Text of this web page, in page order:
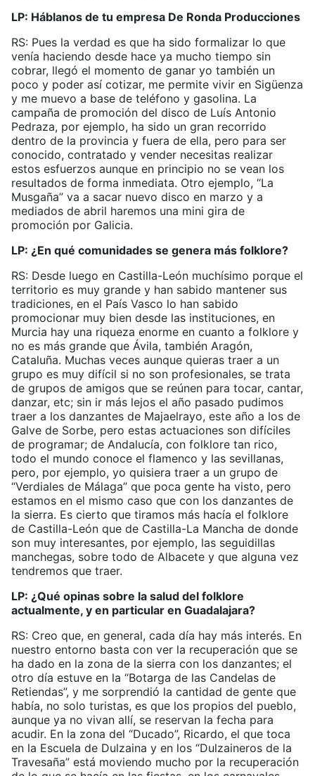
LP: Háblanos de tu empresa De Ronda Producciones
RS: Pues la verdad es que ha sido formalizar lo que
venía haciendo desde hace ya mucho tiempo sin
cobrar, llegó el momento de ganar yo también un
poco y poder así cotizar, me permite vivir en Sigüenza
y me muevo a base de teléfono y gasolina. La
campaña de promoción del disco de Luís Antonio
Pedraza, por ejemplo, ha sido un gran recorrido
dentro de la provincia y fuera de ella, pero para ser
conocido, contratado y vender necesitas realizar
estos esfuerzos aunque en principio no se vean los
resultados de forma inmediata. Otro ejemplo, “La
Musgaña” va a sacar nuevo disco en marzo y a
mediados de abril haremos una mini gira de
promoción por Galicia.
LP: ¿En qué comunidades se genera más folklore?
RS: Desde luego en Castilla-León muchísimo porque el
territorio es muy grande y han sabido mantener sus
tradiciones, en el País Vasco lo han sabido
promocionar muy bien desde las instituciones, en
Murcia hay una riqueza enorme en cuanto a folklore y
no es más grande que Ávila, también Aragón,
Cataluña. Muchas veces aunque quieras traer a un
grupo es muy difícil si no son profesionales, se trata
de grupos de amigos que se reúnen para tocar, cantar,
danzar, etc; sin ir más lejos el año pasado pudimos
traer a los danzantes de Majaelrayo, este año a los de
Galve de Sorbe, pero estas actuaciones son difíciles
de programar; de Andalucía, con folklore tan rico,
todo el mundo conoce el flamenco y las sevillanas,
pero, por ejemplo, yo quisiera traer a un grupo de
“Verdiales de Málaga” que poca gente ha visto, pero
estamos en el mismo caso que con los danzantes de
la sierra. Es cierto que tiramos más hacía el folklore
de Castilla-León que de Castilla-La Mancha de donde
son muy interesantes, por ejemplo, las seguidillas
manchegas, sobre todo de Albacete y que alguna vez
tendremos que traer.
LP: ¿Qué opinas sobre la salud del folklore
actualmente, y en particular en Guadalajara?
RS: Creo que, en general, cada día hay más interés. En
nuestro entorno basta con ver la recuperación que se
ha dado en la zona de la sierra con los danzantes; el
otro día estuve en la “Botarga de las Candelas de
Retiendas”, y me sorprendió la cantidad de gente que
había, no solo turistas, es que los propios del pueblo,
aunque ya no vivan allí, se reservan la fecha para
acudir. En la zona del “Ducado”, Ricardo, el que toca
en la Escuela de Dulzaina y en los “Dulzaineros de la
Travesaña” está moviendo mucho por la recuperación